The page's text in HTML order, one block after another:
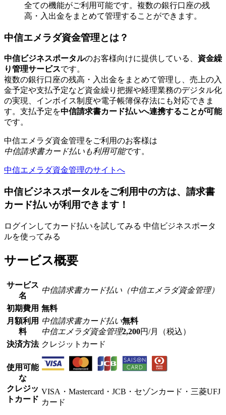
全ての機能がご利用可能です。複数の銀行口座の残
高・入出金をまとめて管理することができます。
中信エメラダ資金管理とは？
中信ビジネスポータルのお客様向けに提供している、 資金繰
り管理サービスです。
複数の銀行口座の残高・入出金をまとめて管理し、売上の入
金予定や支払予定など資金繰り把握や経理業務のデジタル化
の実現、インボイス制度や電子帳簿保存法にも対応できま
す。支払予定を中信請求書カード払いへ連携することが可能
です。
中信エメラダ資金管理をご利用のお客様は
中信請求書カード払いも利用可能です。
中信エメラダ資金管理のサイトへ
中信ビジネスポータルをご利用中の方は、請求書
カード払いが利用できます！
ログインしてカード払いを試してみる 中信ビジネスポータ
ルを使ってみる
サービス概要
サービス
名
中信請求書カード払い（中信エメラダ資金管理）
初期費用 無料
月額利用
料
中信請求書カード払い無料
中信エメラダ資金管理2,200円/月（税込）
決済方法 クレジットカード
使用可能
な
クレジッ
トカード
VISA・Mastercard・JCB・セゾンカード・三菱UFJ
カード